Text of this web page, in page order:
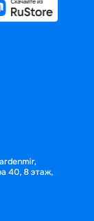
40, 8 этаж,